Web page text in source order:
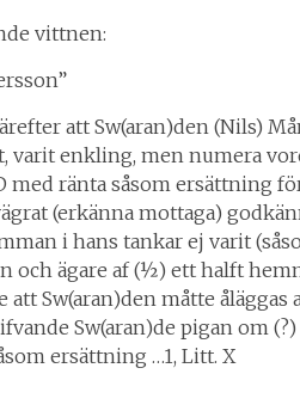
vittnen:
att Sw(aran)den (Nils)
varit enkling, men numera
med ränta såsom ersättning
(erkänna mottaga)
i hans tankar ej varit
och ägare af (½) ett halft
att Sw(aran)den måtte
Sw(aran)de pigan om
ersättning …1, Litt. X